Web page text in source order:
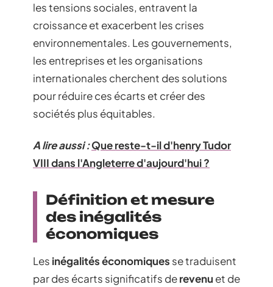
les tensions sociales, entravent la
croissance et exacerbent les crises
environnementales. Les gouvernements,
les entreprises et les organisations
internationales cherchent des solutions
pour réduire ces écarts et créer des
sociétés plus équitables.
A lire aussi :Que reste-t-il d'henry Tudor
VIII dans l'Angleterre d'aujourd'hui ?
Définition et mesure
des inégalités
économiques
Les inégalités économiques se traduisent
par des écarts significatifs derevenu et de